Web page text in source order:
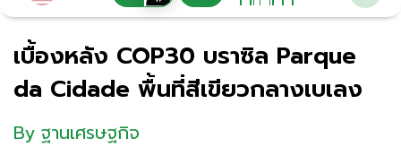
เบื้องหลัง COP30 บราซิล Parque
da Cidade พื้นที่สีเขียวกลางเบเลง
By ฐานเศรษฐกิจ